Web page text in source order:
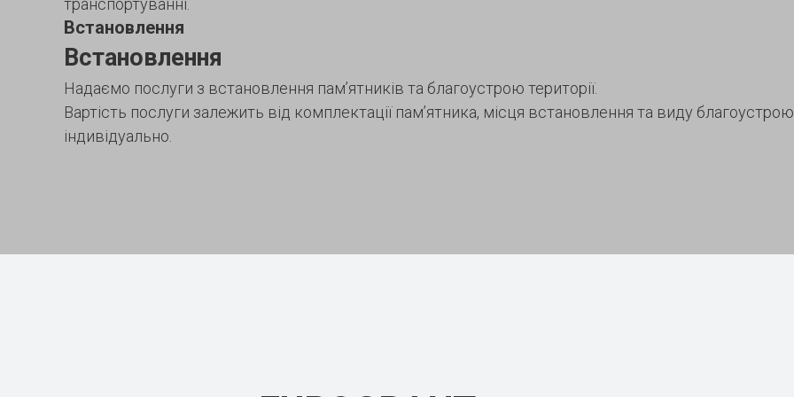
транспортуванні.
Встановлення
Встановлення
Надаємо послуги з встановлення пам’ятників та благоустрою території.
Вартість послуги залежить від комплектації пам’ятника, місця встановлення та виду
індивідуально.